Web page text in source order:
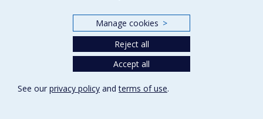
Privacy
Manage cookies >
Reject all
Accept all
See our privacy policy andterms of use.